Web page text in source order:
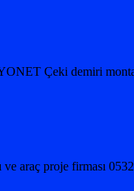
Çeki demiri
araç proje firması